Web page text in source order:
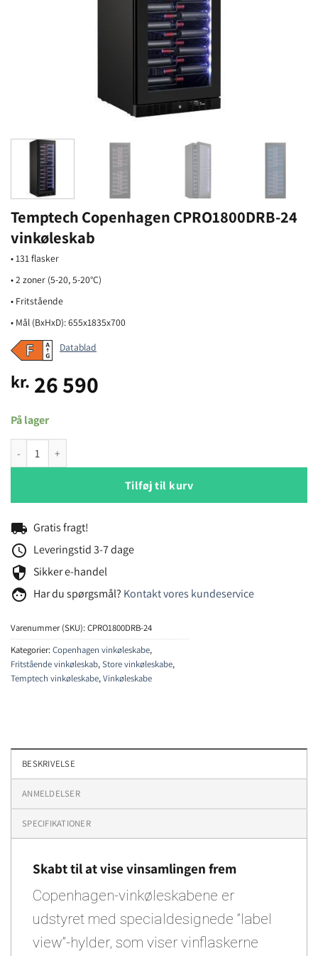
Temptech Copenhagen CPRO1800DRB-24
vinkøleskab
• 131 flasker
• 2 zoner (5-20, 5-20°C)
• Fritstående
• Mål (BxHxD): 655x1835x700
Datablad
kr. 26 590
På lager
Temptech Copenhagen CPRO1800DRB-24 vinkøleskab antal
Tilføj til kurv
local_shipping Gratis fragt!
schedule Leveringstid 3-7 dage
security Sikker e-handel
face Har du spørgsmål? Kontakt vores kundeservice
Varenummer (SKU):CPRO1800DRB-24
Kategorier:Copenhagen vinkøleskabe,
Fritstående vinkøleskab,Store vinkøleskabe,
Temptech vinkøleskabe,Vinkøleskabe
BESKRIVELSE
ANMELDELSER
SPECIFIKATIONER
Skabt til at vise vinsamlingen frem
Copenhagen-vinkøleskabene er
udstyret med specialdesignede ”label
view”-hylder, som viser vinflaskerne